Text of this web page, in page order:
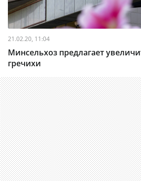
21.02.20, 11:04
Минсельхоз предлагает
гречихи